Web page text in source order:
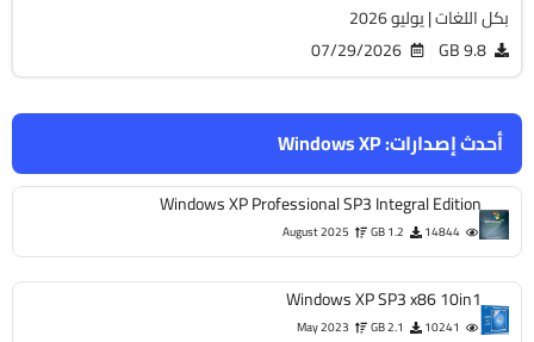
أحدث إصدارات:Windows XP
Windows XP Professional SP3 Integral Edition
14844
1.2 GB
August 2025
Windows XP SP3 x86 10in1
10241
2.1 GB
May 2023
بكل اللغات | يوليو 2026
9.8 GB
07/29/2026